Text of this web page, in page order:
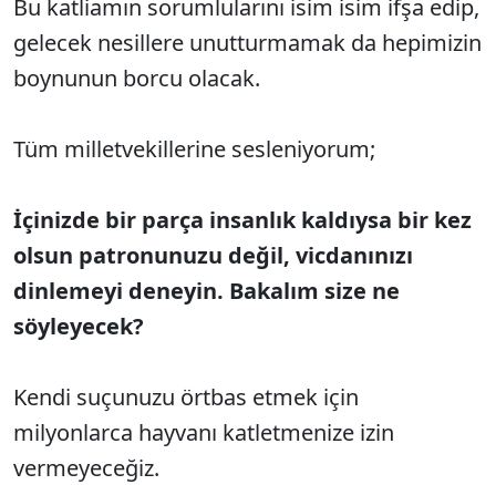
Bu katliamın sorumlularını isim isim ifşa edip,
gelecek nesillere unutturmamak da hepimizin
boynunun borcu olacak.
Tüm milletvekillerine sesleniyorum;
İçinizde bir parça insanlık kaldıysa bir kez
olsun patronunuzu değil, vicdanınızı
dinlemeyi deneyin. Bakalım size ne
söyleyecek?
Kendi suçunuzu örtbas etmek için
milyonlarca hayvanı katletmenize izin
vermeyeceğiz.